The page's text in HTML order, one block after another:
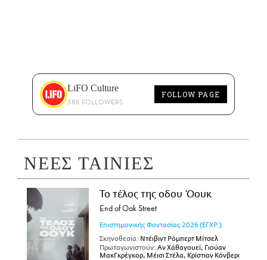
LiFO Culture
58K FOLLOWERS
FOLLOW PAGE
ΝΕΕΣ ΤΑΙΝΙΕΣ
Το τέλος της οδου Όουκ
End of Oak Street
Επιστημονικής Φαντασίας 2026 (ΕΓΧΡ.)
Σκηνοθεσία: Ντέιβιντ Ρόμπερτ Μίτσελ
Πρωταγωνιστούν: Αν Χάθαγουεϊ, Γιούαν
ΜακΓκρέγκορ, Μέισι Στέλα, Κρίστιαν Κόνβερι